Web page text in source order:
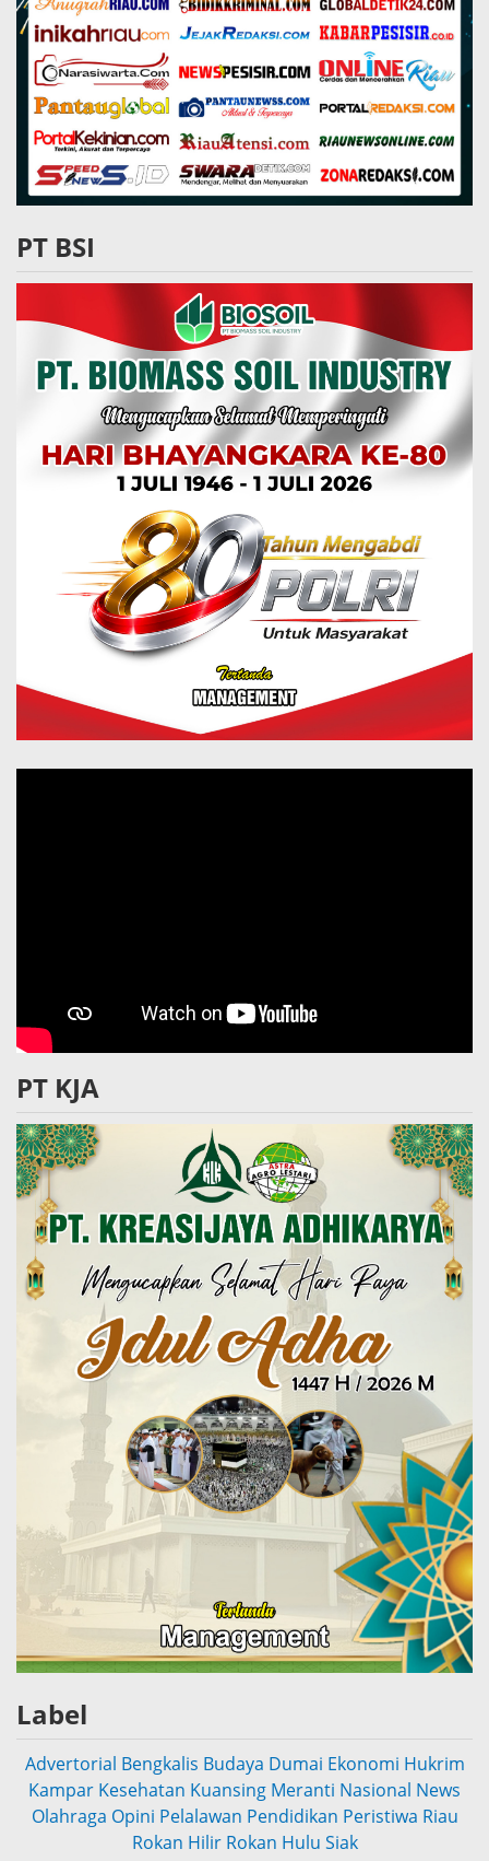
PT BSI
PT KJA
Label
Advertorial Bengkalis Budaya Dumai Ekonomi Hukrim
Kampar Kesehatan Kuansing Meranti Nasional News
Olahraga Opini Pelalawan Pendidikan Peristiwa Riau
Rokan Hilir Rokan Hulu Siak